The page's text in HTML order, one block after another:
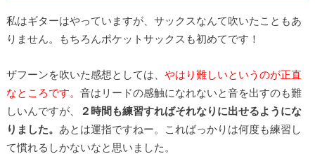
私はギターはやっていますが、サックスなんて吹いたこともあ
りません。もちろんポケットサックスも初めてです！
ザフーンを吹いた感想としては、 やはり難しいというのが正直
なところです。 音はリードの感触になれないと音を出すのも難
しいんですが、
２時間も練習すればそれなりに出せるようにな
りました。 あとは運指ですねー。こればっかりは何度も練習し
て慣れるしかないなと思いました。